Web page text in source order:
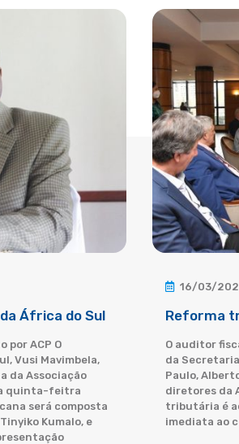
África do Sul
por ACP O
Vusi Mavimbela,
da Associação
quinta-feitra
será composta
Kumalo, e
16/03/
Reforma
O auditor
da
Paulo,
diretores da
tributária é
imediata ao